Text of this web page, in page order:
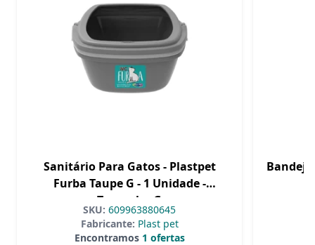
Sanitário Para Gatos - Plastpet
Furba Taupe G - 1 Unidade -
Tamanho G
SKU: 609963880645
Fabricante: Plast pet
Encontramos1 ofertas